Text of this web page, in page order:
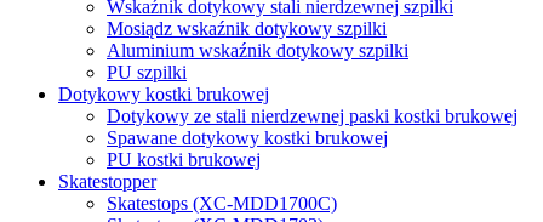
Wskaźnik dotykowy stali nierdzewnej szpilki
Mosiądz wskaźnik dotykowy szpilki
Aluminium wskaźnik dotykowy szpilki
PU szpilki
Dotykowy kostki brukowej
Dotykowy ze stali nierdzewnej paski kostki brukowej
Spawane dotykowy kostki brukowej
PU kostki brukowej
Skatestopper
Skatestops (XC-MDD1700C)